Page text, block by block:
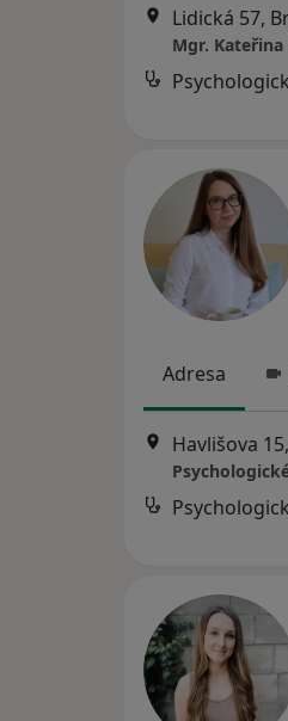
Lidická 57,
Mgr.
Adresa
Havlišova